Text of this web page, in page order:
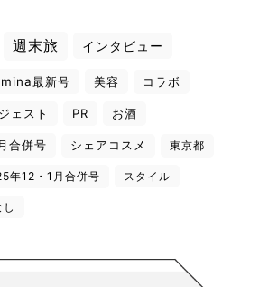
週末旅 インタビュー
mina最新号 美容 コラボ
ェスト PR お酒
合併号 シェアコスメ 東京都
年12・1月合併号 スタイル